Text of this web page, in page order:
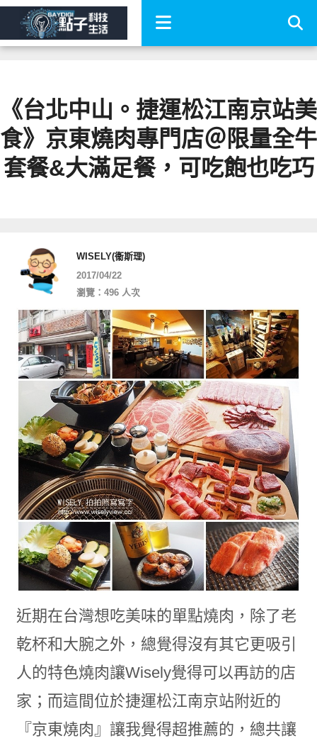
《台北中山。捷運松江南京站美
食》京東燒肉專門店＠限量全牛
套餐&大滿足餐，可吃飽也吃巧
WISELY(衞斯理)
2017/04/22
瀏覽：496 人次
近期在台灣想吃美味的單點燒肉，除了老
乾杯和大腕之外，總覺得沒有其它更吸引
人的特色燒肉讓Wisely覺得可以再訪的店
家；而這間位於捷運松江南京站附近的
『京東燒肉』讓我覺得超推薦的，總共讓